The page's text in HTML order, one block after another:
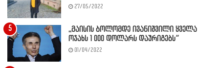
27/05/2022
,,მაისის ბოლომდე ივანიშვილი ყველა
ოჯახს 1 000 დოლარს დაურიგებს”
01/04/2022